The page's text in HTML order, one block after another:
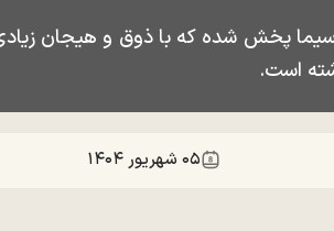
پخش شده که با ذوق و هیجان
است.
۰۵ شهريور ۱۴۰۴